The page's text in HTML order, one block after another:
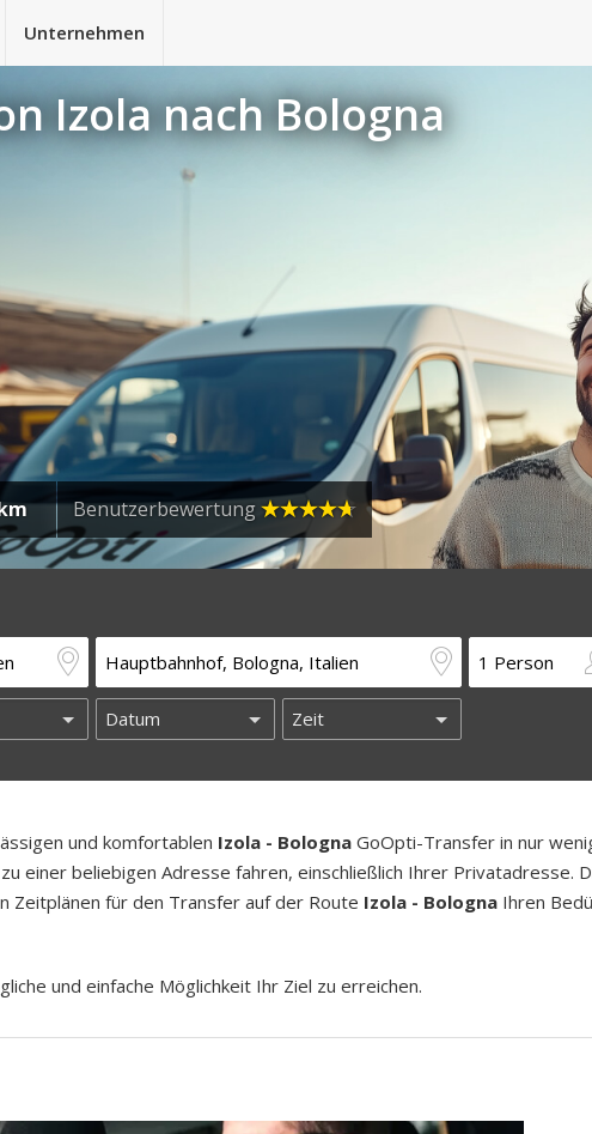
Unternehmen
Izola nach Bologna
Benutzerbewertung
und komfortablen Izola - Bologna GoOpti-Transfer in nur
einer beliebigen Adresse fahren, einschließlich Ihrer Privatadresse.
Zeitplänen für den Transfer auf der Route Izola - Bologna Ihren
und einfache Möglichkeit Ihr Ziel zu erreichen.